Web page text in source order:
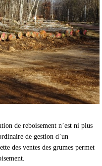
de reboisement n’est ni plus
de gestion d’un
des ventes des grumes permet